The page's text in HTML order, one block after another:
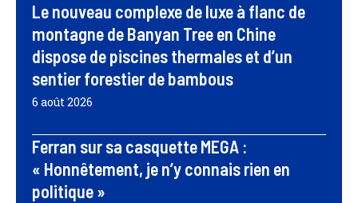
Le nouveau complexe de luxe à flanc de
montagne de Banyan Tree en Chine
dispose de piscines thermales et d’un
sentier forestier de bambous
6 août 2026
Ferran sur sa casquette MEGA :
« Honnêtement, je n’y connais rien en
politique »